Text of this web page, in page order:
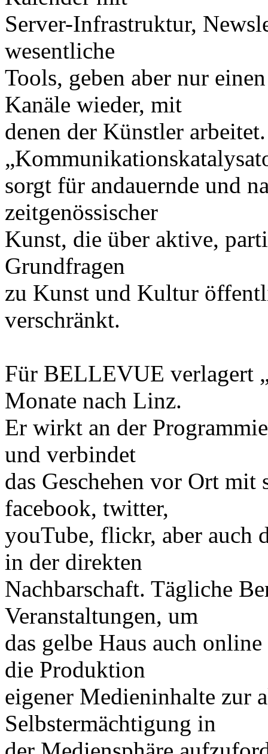
Server-Infrastruktur,
wesentliche
Tools, geben aber nur
Kanäle wieder, mit
denen der Künstler
sorgt für andauernde und
zeitgenössischer
Kunst, die über aktive,
Grundfragen
zu Kunst und Kultur
verschränkt.
Für BELLEVUE verlagert
Monate nach Linz.
Er wirkt an der
und verbindet
das Geschehen vor Ort
facebook, twitter,
youTube, flickr, aber auch
in der direkten
Nachbarschaft. Tägliche
Veranstaltungen, um
das gelbe Haus auch
die Produktion
eigener Medieninhalte zur
Selbstermächtigung in